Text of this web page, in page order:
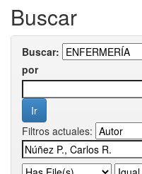
Buscar
Buscar:
por
Filtros actuales: